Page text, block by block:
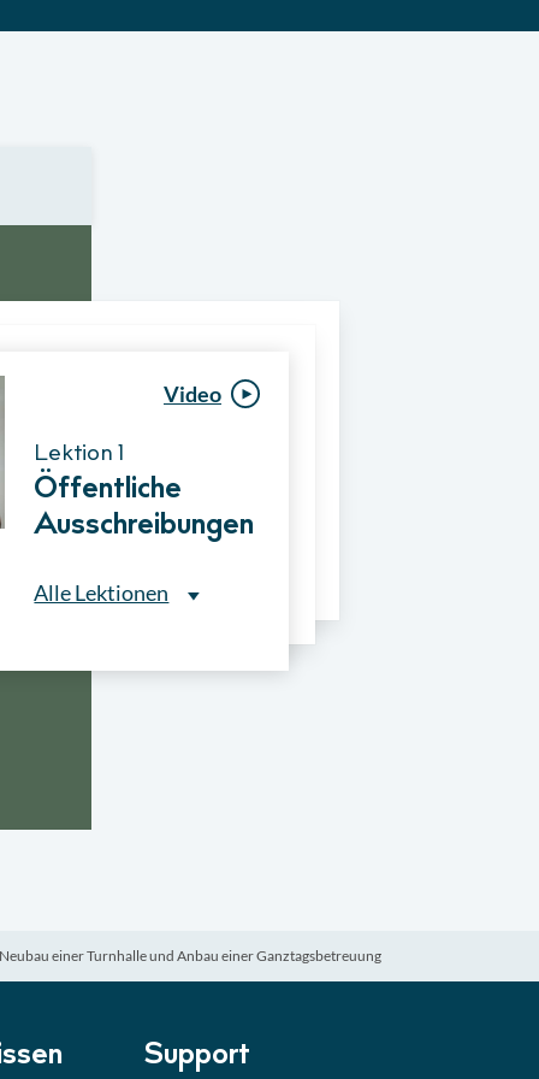
Video
Lektion 1
Öffentliche
Ausschreibungen
Alle Lektionen
Vergabeverfahre
Alle Lektionen
im Vergabeverfahren► 3:18 Min
von Angeboten Lektion
einer Turnhalle und Anbau einer Ganztagsbetreuung
Support